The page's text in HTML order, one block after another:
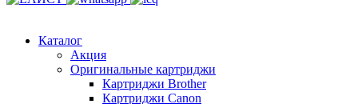
Каталог
Акция
Оригинальные картриджи
Картриджи Brother
Картриджи Canon